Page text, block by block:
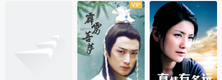
全40集 全25集